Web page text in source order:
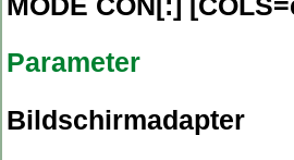
Parameter
Bildschirmadapter